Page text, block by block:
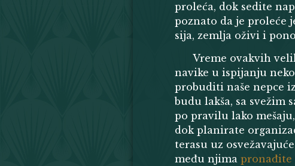
proleća, dok sedite
poznato da je proleće
sija, zemlja oživi i
Vreme ovakvih
navike u ispijanju
probuditi naše nepce
budu lakša, sa svežim
po pravilu lako
dok planirate
terasu uz
među njima pronađite